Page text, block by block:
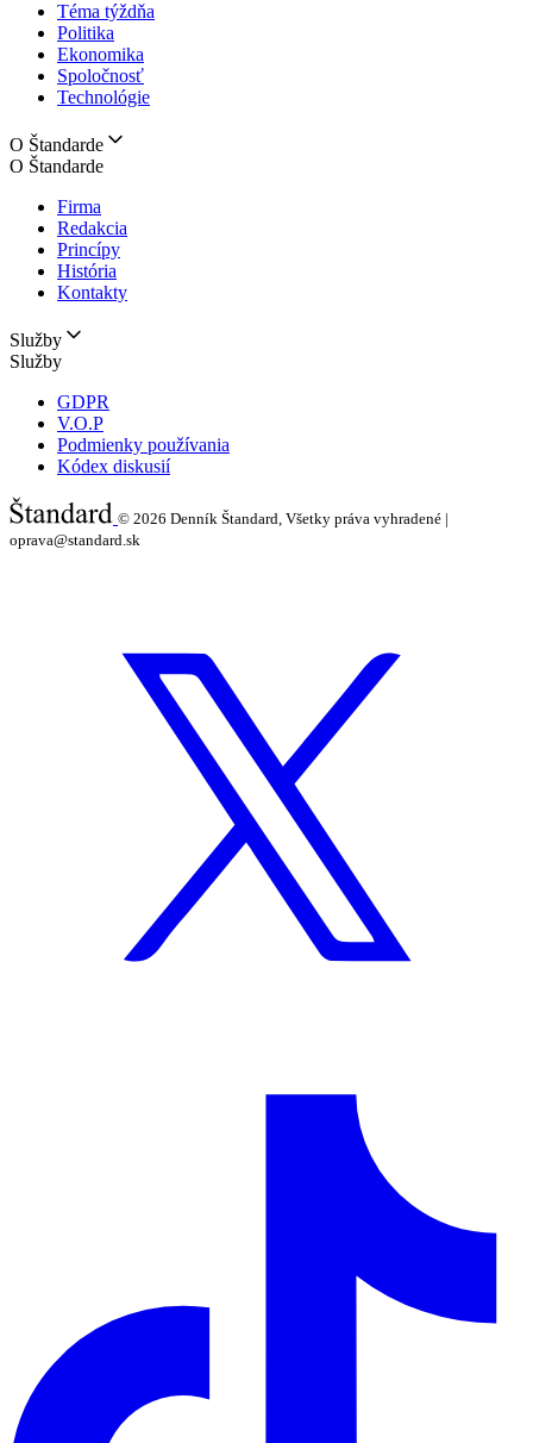
Téma týždňa
Politika
Ekonomika
Spoločnosť
Technológie
O Štandarde
O Štandarde
Firma
Redakcia
Princípy
História
Kontakty
Služby
Služby
GDPR
V.O.P
Podmienky používania
Kódex diskusií
© 2026 Denník Štandard, Všetky práva vyhradené |
oprava@standard.sk